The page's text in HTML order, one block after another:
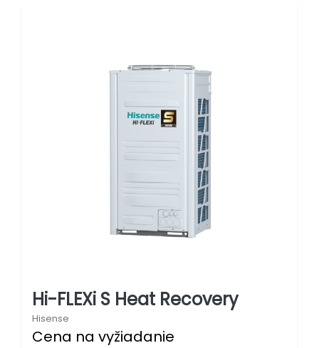
Hi-FLEXi S Heat Recovery
Hisense
Cena na vyžiadanie